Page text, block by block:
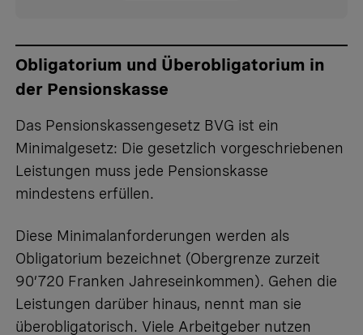
Obligatorium und Überobligatorium in
der Pensionskasse
Das Pensionskassengesetz BVG ist ein
Minimalgesetz: Die gesetzlich vorgeschriebenen
Leistungen muss jede Pensionskasse
mindestens erfüllen.
Diese Minimalanforderungen werden als
Obligatorium bezeichnet (Obergrenze zurzeit
90’720 Franken Jahreseinkommen). Gehen die
Leistungen darüber hinaus, nennt man sie
überobligatorisch. Viele Arbeitgeber nutzen